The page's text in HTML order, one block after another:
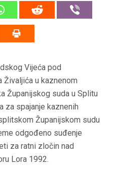
Vijeća pod
Živaljića u kaznenom
Županijskog suda u Splitu
za spajanje kaznenih
Županijskom sudu
odgođeno suđenje
za ratni zločin nad
Lora 1992.